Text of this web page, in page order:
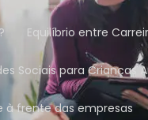
Equilíbrio entre
Sociais para Crianças
à frente das empresas